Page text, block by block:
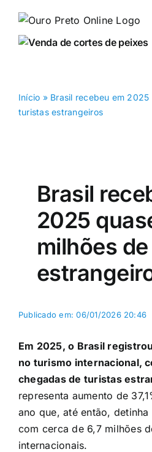
para
Início » Brasil recebeu em 2025
turistas estrangeiros
Brasil
2025
milhões
Publicado em: 06/01/2026 20:46
Em 2025, o Brasil
no turismo internacional,
chegadas de turistas
representa aumento de
ano que, até então,
com cerca de 6,7 milhões
internacionais.